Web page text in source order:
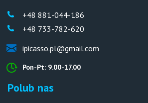
+48 881-044-186
+48 733-782-620
ipicasso.pl@gmail.com
Pon-Pt: 9.00-17.00
Polub nas